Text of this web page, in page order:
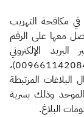
مكافحة التهريب
معها على الرقم
(1910) أو عبر البريد الإلكتروني
(1910@zatca.gov.sa)، أو الرقم الدولي (00966114208417)،
المرتبطة
وذلك بسرية
البلاغ.